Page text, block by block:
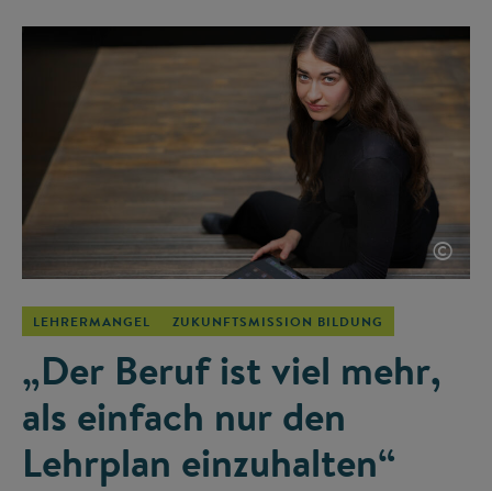
©
LEHRERMANGEL ZUKUNFTSMISSION BILDUNG
„Der Beruf ist viel mehr,
als einfach nur den
Lehrplan einzuhalten“